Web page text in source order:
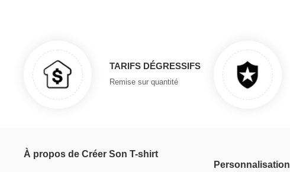
TARIFS DÉGRESSIFS
Remise sur quantité
À propos de Créer Son T-shirt
Personnalisation